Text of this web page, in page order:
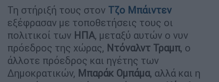
Τη στήριξή τους στον Τζο Μπάιντεν
εξέφρασαν με τοποθετήσεις τους οι
πολιτικοί των ΗΠΑ, μεταξύ αυτών ο νυν
πρόεδρος της χώρας, Ντόναλντ Τραμπ, ο
άλλοτε πρόεδρος και ηγέτης των
Δημοκρατικών, Μπαράκ Ομπάμα, αλλά και η